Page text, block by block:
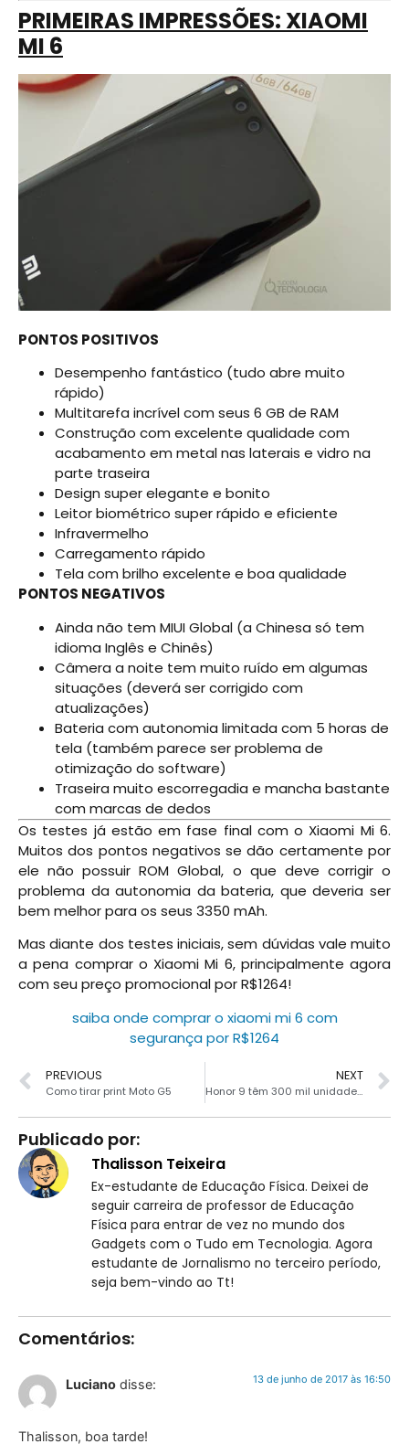
PRIMEIRAS IMPRESSÕES: XIAOMI
MI 6
PONTOS POSITIVOS
Desempenho fantástico (tudo abre muito
rápido)
Multitarefa incrível com seus 6 GB de RAM
Construção com excelente qualidade com
acabamento em metal nas laterais e vidro na
parte traseira
Design super elegante e bonito
Leitor biométrico super rápido e eficiente
Infravermelho
Carregamento rápido
Tela com brilho excelente e boa qualidade
PONTOS NEGATIVOS
Ainda não tem MIUI Global (a Chinesa só tem
idioma Inglês e Chinês)
Câmera a noite tem muito ruído em algumas
situações (deverá ser corrigido com
atualizações)
Bateria com autonomia limitada com 5 horas de
tela (também parece ser problema de
otimização do software)
Traseira muito escorregadia e mancha bastante
com marcas de dedos
Os testes já estão em fase final com o Xiaomi Mi 6.
Muitos dos pontos negativos se dão certamente por
ele não possuir ROM Global, o que deve corrigir o
problema da autonomia da bateria, que deveria ser
bem melhor para os seus 3350 mAh.
Mas diante dos testes iniciais, sem dúvidas vale muito
a pena comprar o Xiaomi Mi 6, principalmente agora
com seu preço promocional por R$1264!
saiba onde comprar o xiaomi mi 6 com
segurança por R$1264
PREVIOUS
Como tirar print Moto G5
NEXT
Honor 9 têm 300 mil unidades vendidas em 24 horas
Publicado por:
Thalisson Teixeira
Ex-estudante de Educação Física. Deixei de
seguir carreira de professor de Educação
Física para entrar de vez no mundo dos
Gadgets com o Tudo em Tecnologia. Agora
estudante de Jornalismo no terceiro período,
seja bem-vindo ao Tt!
Comentários:
Luciano disse: 13 de junho de 2017 às 16:50
Thalisson, boa tarde!